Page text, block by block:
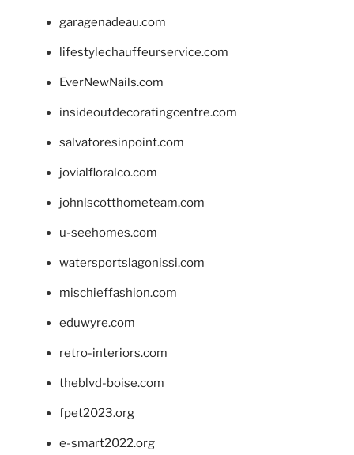
garagenadeau.com
lifestylechauffeurservice.com
EverNewNails.com
insideoutdecoratingcentre.com
salvatoresinpoint.com
jovialfloralco.com
johnlscotthometeam.com
u-seehomes.com
watersportslagonissi.com
mischieffashion.com
eduwyre.com
retro-interiors.com
theblvd-boise.com
fpet2023.org
e-smart2022.org